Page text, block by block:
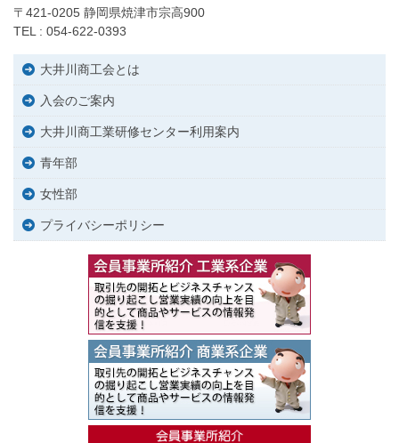
〒421-0205 静岡県焼津市宗高900
TEL : 054-622-0393
大井川商工会とは
入会のご案内
大井川商工業研修センター利用案内
青年部
女性部
プライバシーポリシー